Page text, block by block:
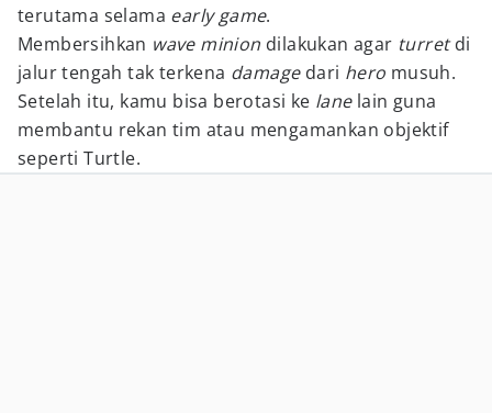
terutama selama early game.
Membersihkan wave minion dilakukan agar turretdi
jalur tengah tak terkena damage dari hero musuh.
Setelah itu, kamu bisa berotasi ke lane lain guna
membantu rekan tim atau mengamankan objektif
seperti Turtle.